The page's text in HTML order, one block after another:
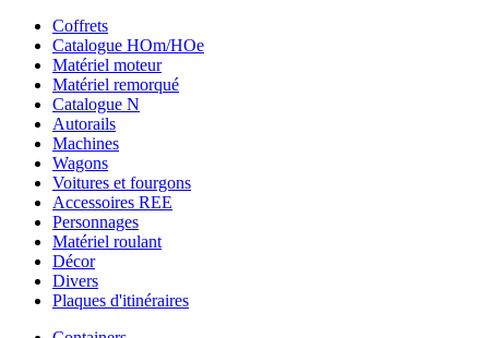
Coffrets
Catalogue HOm/HOe
Matériel moteur
Matériel remorqué
Catalogue N
Autorails
Machines
Wagons
Voitures et fourgons
Accessoires REE
Personnages
Matériel roulant
Décor
Divers
Plaques d'itinéraires